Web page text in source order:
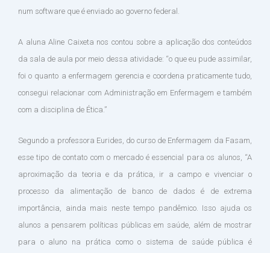
num software que é enviado ao governo federal.
A aluna Aline Caixeta nos contou sobre a aplicação dos conteúdos
da sala de aula por meio dessa atividade: “o que eu pude assimilar,
foi o quanto a enfermagem gerencia e coordena praticamente tudo,
consegui relacionar com Administração em Enfermagem e também
com a disciplina de Ética.”
Segundo a professora Eurides, do curso de Enfermagem da Fasam,
esse tipo de contato com o mercado é essencial para os alunos, “A
aproximação da teoria e da prática, ir a campo e vivenciar o
processo da alimentação de banco de dados é de extrema
importância, ainda mais neste tempo pandêmico. Isso ajuda os
alunos a pensarem políticas públicas em saúde, além de mostrar
para o aluno na prática como o sistema de saúde pública é